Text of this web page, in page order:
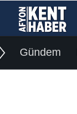
Gündem